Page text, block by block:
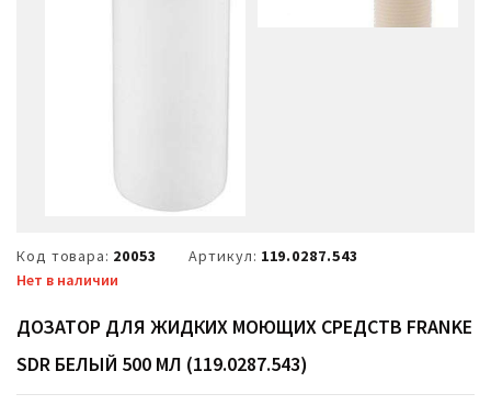
Код товара: 20053 Артикул: 119.0287.543
Нет в наличии
ДОЗАТОР ДЛЯ ЖИДКИХ МОЮЩИХ СРЕДСТВ FRANKE
SDR БЕЛЫЙ 500 МЛ (119.0287.543)